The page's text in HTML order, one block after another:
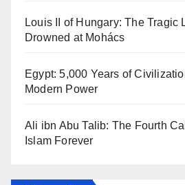
Louis II of Hungary: The Tragic
Drowned at Mohács
Egypt: 5,000 Years of
Modern Power
Ali ibn Abu Talib: The Fourth
Islam Forever